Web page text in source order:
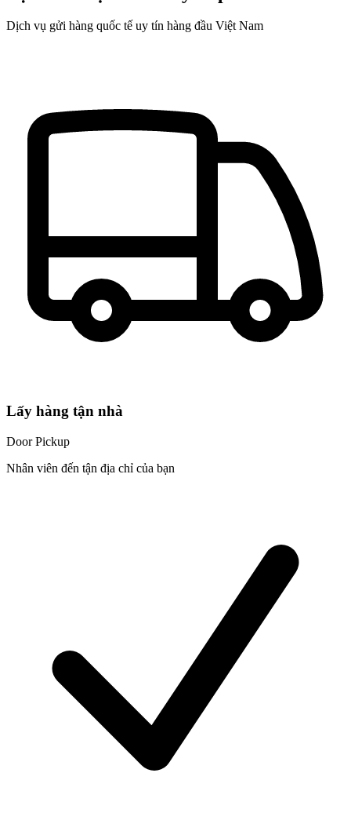
Dịch vụ gửi hàng quốc tế uy tín hàng đầu Việt Nam
Lấy hàng tận nhà
Door Pickup
Nhân viên đến tận địa chỉ của bạn